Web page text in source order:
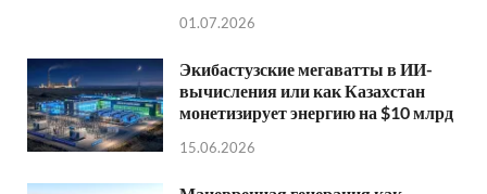
01.07.2026
Экибастузские мегаватты в ИИ-
вычисления или как Казахстан
монетизирует энергию на $10 млрд
15.06.2026